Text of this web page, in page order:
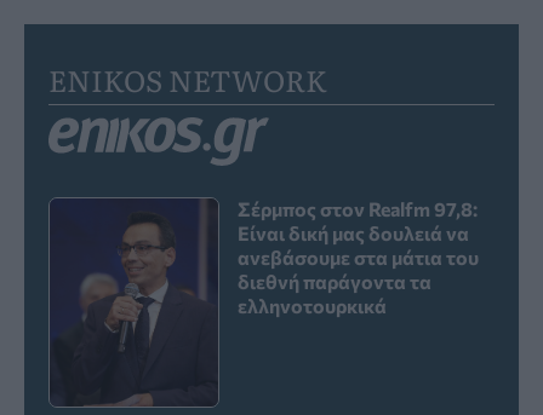
ENIKOS NETWORK
Σέρμπος στον Realfm 97,8:
Είναι δική μας δουλειά να
ανεβάσουμε στα μάτια του
διεθνή παράγοντα τα
ελληνοτουρκικά